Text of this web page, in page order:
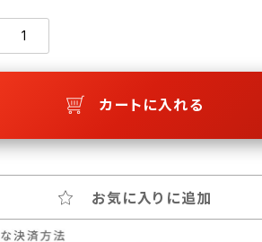
カートに入れる
お気に入りに追加